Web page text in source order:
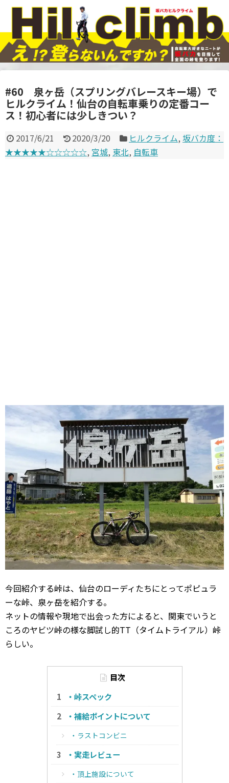
#60 泉ヶ岳（スプリングバレースキー場）で
ヒルクライム！仙台の自転車乗りの定番コー
ス！初心者には少しきつい？
2017/6/21 2020/3/20 ヒルクライム,坂バカ度：
★★★★★☆☆☆☆☆, 宮城, 東北, 自転車
今回紹介する峠は、仙台のローディたちにとってポピュラ
ーな峠、泉ヶ岳を紹介する。
ネットの情報や現地で出会った方によると、関東でいうと
ころのヤビツ峠の様な脚試し的TT（タイムトライアル）峠
らしい。
目次
・峠スペック
・補給ポイントについて
・ラストコンビニ
・実走レビュー
・頂上施設について